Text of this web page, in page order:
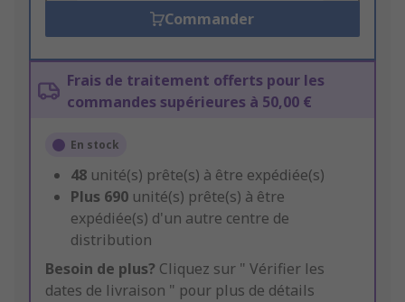
Commander
Frais de traitement offerts pour les
commandes supérieures à 50,00 €
En stock
48 unité(s) prête(s) à être expédiée(s)
Plus 690 unité(s) prête(s) à être
expédiée(s) d'un autre centre de
distribution
Besoin de plus? Cliquez sur " Vérifier les
dates de livraison " pour plus de détails